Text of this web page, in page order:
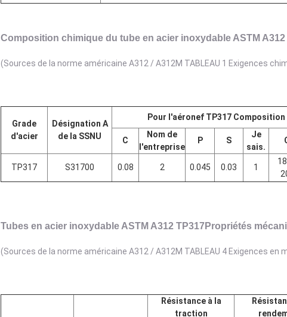
Composition chimique du tube en acier inoxydable ASTM A312
(Sources de la norme américaine A312 / A312M TABLEAU 1 Exigences
Grade
d'acier
Désignation A
de la SSNU
Pour l'aéronef TP317 Composition
C
Nom de
l'entreprise
P S
Je
sais.
TP317 S31700 0.08 2 0.045 0.03 1
Tubes en acier inoxydable ASTM A312 TP317Propriétés
(Sources de la norme américaine A312 / A312M TABLEAU 4 Exigences
Résistance à la
traction